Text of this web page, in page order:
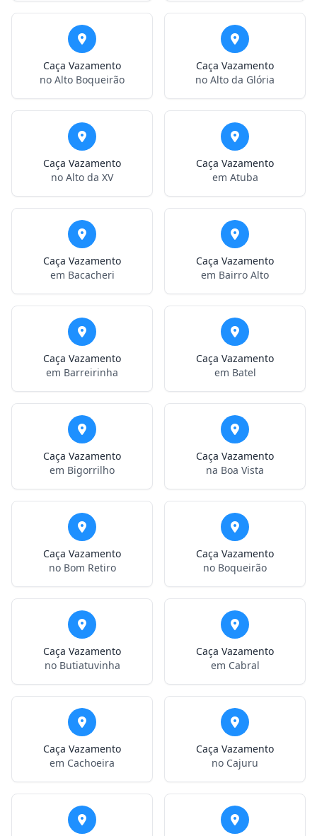
Caça Vazamento
no Alto Boqueirão
Caça Vazamento
no Alto da Glória
Caça Vazamento
no Alto da XV
Caça Vazamento
em Atuba
Caça Vazamento
em Bacacheri
Caça Vazamento
em Bairro Alto
Caça Vazamento
em Barreirinha
Caça Vazamento
em Batel
Caça Vazamento
em Bigorrilho
Caça Vazamento
na Boa Vista
Caça Vazamento
no Bom Retiro
Caça Vazamento
no Boqueirão
Caça Vazamento
no Butiatuvinha
Caça Vazamento
em Cabral
Caça Vazamento
em Cachoeira
Caça Vazamento
no Cajuru